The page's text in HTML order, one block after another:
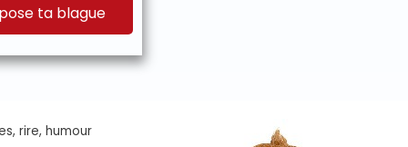
ta blague
rire, humour